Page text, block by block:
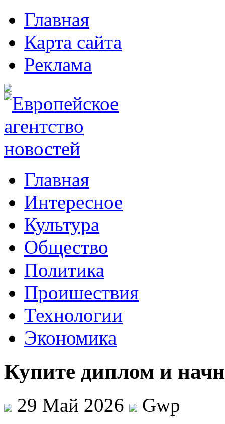
Главная
Карта сайта
Реклама
Главная
Интересное
Культура
Общество
Политика
Проишествия
Технологии
Экономика
Купите диплом и
29 Май 2026
Gwp